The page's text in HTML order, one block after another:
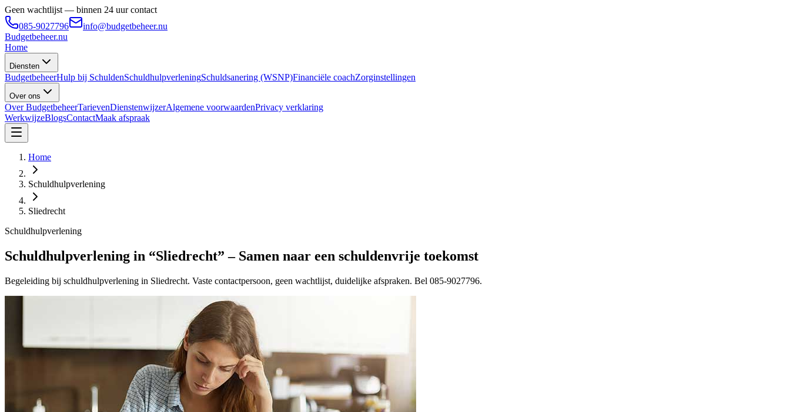
Geen wachtlijst — binnen 24 uur contact
085-9027796
info@budgetbeheer.nu
Budgetbeheer.nu
Home
Diensten
BudgetbeheerHulp bij SchuldenSchuldhulpverleningSchuldsanering (WSNP)Financiële coachZorginstellingen
Over ons
Over BudgetbeheerTarievenDienstenwijzerAlgemene voorwaardenPrivacy verklaring
WerkwijzeBlogsContactMaak afspraak
Home
Schuldhulpverlening
Sliedrecht
Schuldhulpverlening
Schuldhulpverlening in “Sliedrecht” – Samen naar een schuldenvrije toekomst
Begeleiding bij schuldhulpverlening in Sliedrecht. Vaste contactpersoon, geen wachtlijst, duidelijke afspraken. Bel 085-9027796.